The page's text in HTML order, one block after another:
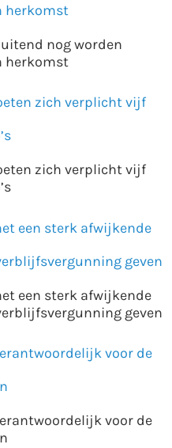
herkomst
nog worden
herkomst
zich verplicht vijf
zich verplicht vijf
een sterk afwijkende
geven
een sterk afwijkende
geven
voor de
voor de